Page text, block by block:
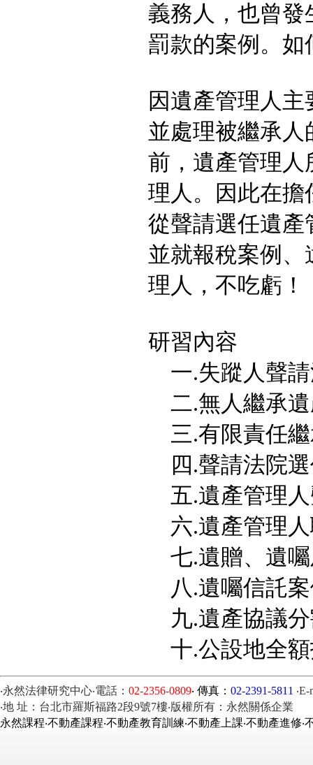
義務人，也曾發
罰款的案例。
因遺產管理人
並處理被繼承
前，遺產管理人
理人。因此在擔
從聲請選任遺產
並就報稅案例
理人，不吃虧！
研習內容
一.失蹤人聲請
二.無人繼承遺
三.有限責任繼
四.聲請法院
五.遺產管理
六.遺產管理
七.遺贈、遺
八.遺囑信託
九.遺產協議分
十.公設地全額
‧永然法律研究中心‧電話： 02-2356-0809‧ 傳真： 02-2391-5811
‧地 址：台北市羅斯福路2段9號7樓‧版權所有：永然關係企業
永然課程‧不動產課程‧不動產教育訓練‧不動產上課‧不動產進修‧